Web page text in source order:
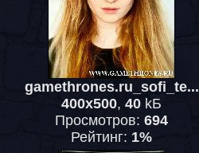
gamethrones.ru_sofi_te...
400x500, 40 kБ
Просмотров: 694
Рейтинг: 1%